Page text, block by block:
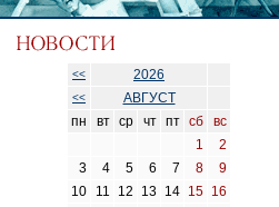
<< 2026
<<
АВГУСТ
пн
вт ср чт пт сб
вс
1
2
3
4 5 6 7 8
9
10
11 12 13 14 15 16